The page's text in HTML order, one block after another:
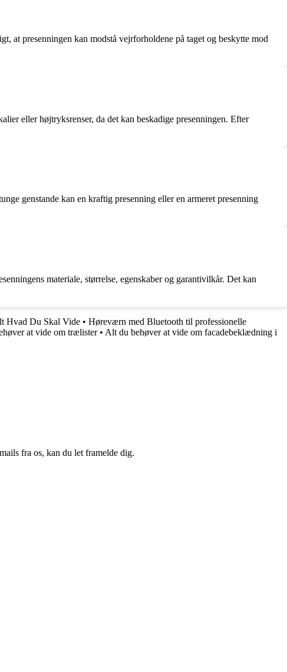
at presenningen kan modstå vejrforholdene på taget og beskytte mod
eller højtryksrenser, da det kan beskadige presenningen. Efter
genstande kan en kraftig presenning eller en armeret presenning
materiale, størrelse, egenskaber og garantivilkår. Det kan
Hvad Du Skal Vide • Høreværn med Bluetooth til professionelle
at vide om trælister• Alt du behøver at vide om facadebeklædning i
fra os, kan du let framelde dig.